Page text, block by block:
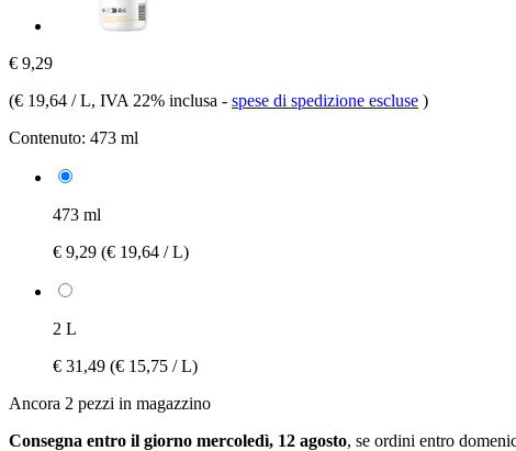
€ 9,29
(€ 19,64 / L, IVA 22% inclusa - spese di spedizione escluse )
Contenuto: 473 ml
473 ml
€ 9,29 (€ 19,64 / L)
2 L
€ 31,49 (€ 15,75 / L)
Ancora 2 pezzi in magazzino
Consegna entro il giorno mercoledì, 12 agosto, se ordini entro